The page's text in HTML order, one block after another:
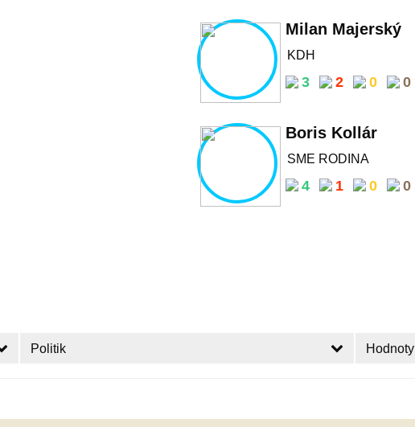
Milan Majerský
KDH
3 2 0 0
Boris Kollár
SME RODINA
4 1 0 0
Politik Hodnoty